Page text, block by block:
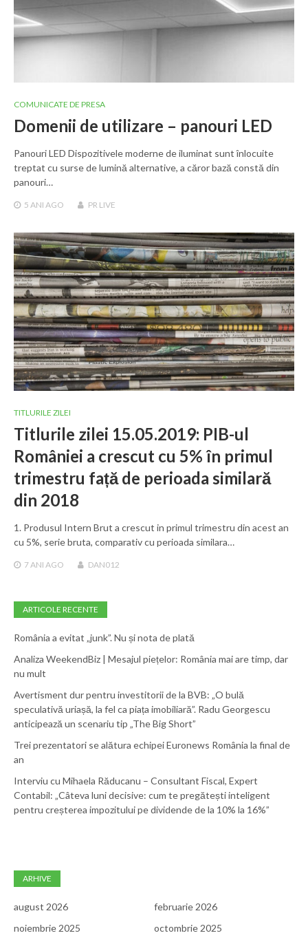
COMUNICATE DE PRESA
Domenii de utilizare – panouri LED
Panouri LED Dispozitivele moderne de iluminat sunt înlocuite
treptat cu surse de lumină alternative, a căror bază constă din
panouri…
5 ANI AGO PR LIVE
TITLURILE ZILEI
Titlurile zilei 15.05.2019: PIB-ul
României a crescut cu 5% în primul
trimestru față de perioada similară
din 2018
1. Produsul Intern Brut a crescut in primul trimestru din acest an
cu 5%, serie bruta, comparativ cu perioada similara…
7 ANI AGO DAN012
ARTICOLE RECENTE
România a evitat „junk”. Nu și nota de plată
Analiza WeekendBiz | Mesajul piețelor: România mai are timp, dar
nu mult
Avertisment dur pentru investitorii de la BVB: „O bulă
speculativă uriașă, la fel ca piața imobiliară”. Radu Georgescu
anticipează un scenariu tip „The Big Short”
Trei prezentatori se alătura echipei Euronews România la final de
an
Interviu cu Mihaela Răducanu – Consultant Fiscal, Expert
Contabil: „Câteva luni decisive: cum te pregătești inteligent
pentru creșterea impozitului pe dividende de la 10% la 16%”
ARHIVE
august 2026
februarie 2026
noiembrie 2025
octombrie 2025